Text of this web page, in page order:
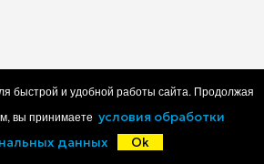
Корзина Избранное
быстрой и удобной работы сайта. Продолжая
вы принимаете условия обработки
данных
Ok